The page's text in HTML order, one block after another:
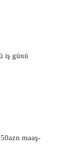
iş günü
maaş-